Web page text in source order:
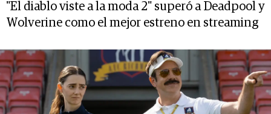
"El diablo viste a la moda 2" superó a Deadpool y
Wolverine como el mejor estreno en streaming